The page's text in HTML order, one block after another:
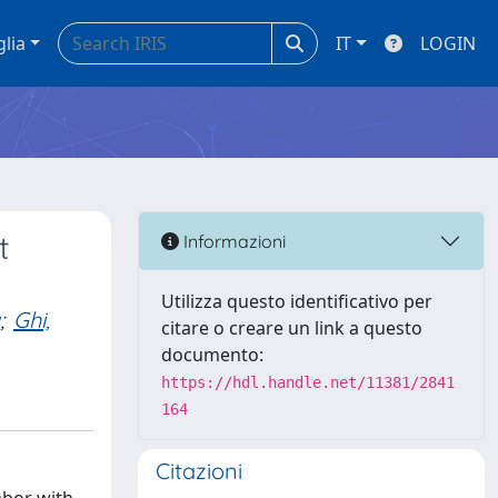
IT LOGIN
; Ghi,
Informazioni
Utilizza questo identificativo per
citare o creare un link a questo
documento:
https://hdl.handle.net/11381/2841
164
Citazioni